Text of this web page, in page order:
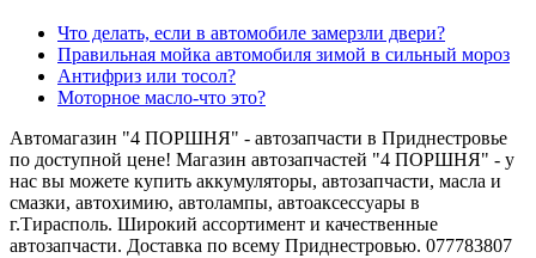
Что делать, если в автомобиле замерзли двери?
Правильная мойка автомобиля зимой в сильный мороз
Антифриз или тосол?
Моторное масло-что это?
Автомагазин "4 ПОРШНЯ" - автозапчасти в Приднестровье
по доступной цене! Магазин автозапчастей "4 ПОРШНЯ" - у
нас вы можете купить аккумуляторы, автозапчасти, масла и
смазки, автохимию, автолампы, автоаксессуары в
г.Тирасполь. Широкий ассортимент и качественные
автозапчасти. Доставка по всему Приднестровью. 077783807